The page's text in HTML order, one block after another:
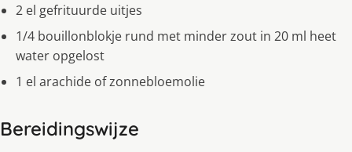
2 el gefrituurde uitjes
1/4 bouillonblokje rund met minder zout in 20 ml heet
water opgelost
1 el arachide of zonnebloemolie
Bereidingswijze